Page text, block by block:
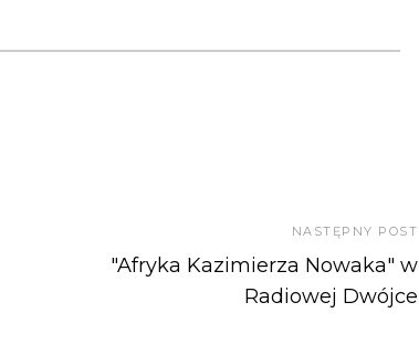
NASTĘPNY POST
"Afryka Kazimierza Nowaka" w
Radiowej Dwójce